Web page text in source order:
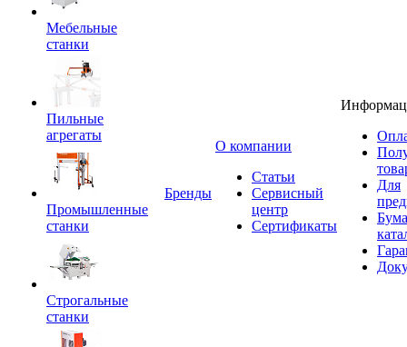
Мебельные
станки
Пильные
агрегаты
Промышленные
станки
Строгальные
станки
Бренды
O компании
Статьи
Сервисный
центр
Сертификаты
Для